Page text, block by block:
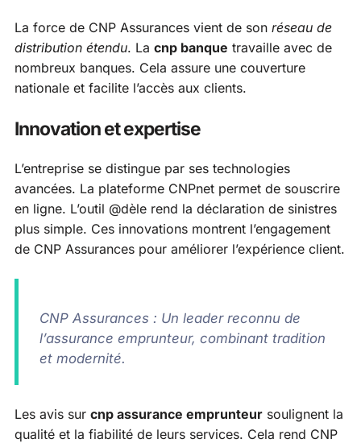
La force de CNP Assurances vient de son réseau de
distribution étendu. La cnp banque travaille avec de
nombreux banques. Cela assure une couverture
nationale et facilite l’accès aux clients.
Innovation et expertise
L’entreprise se distingue par ses technologies
avancées. La plateforme CNPnet permet de souscrire
en ligne. L’outil @dèle rend la déclaration de sinistres
plus simple. Ces innovations montrent l’engagement
de CNP Assurances pour améliorer l’expérience client.
CNP Assurances : Un leader reconnu de
l’assurance emprunteur, combinant tradition
et modernité.
Les avis sur cnp assurance emprunteur soulignent la
qualité et la fiabilité de leurs services. Cela rend CNP